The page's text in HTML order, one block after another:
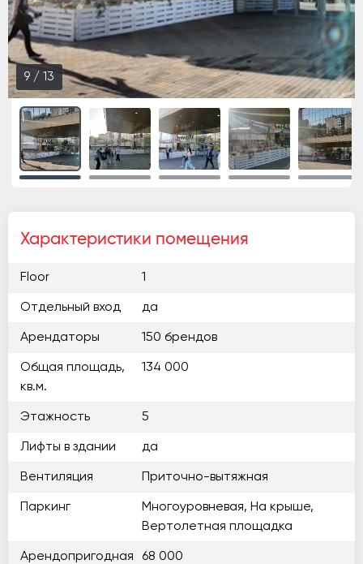
9 / 13
Характеристики помещения
Floor 1
Отдельный вход да
Арендаторы 150 брендов
Общая площадь,
кв.м.
134 000
Этажность 5
Лифты в здании да
Вентиляция Приточно-вытяжная
Паркинг
Многоуровневая, На крыше,
Вертолетная площадка
Арендопригодная
68 000